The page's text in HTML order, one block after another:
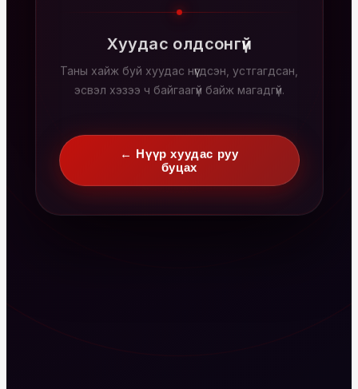
Хуудас олдсонгүй
Таны хайж буй хуудас нүүгдсэн, устгагдсан,
эсвэл хэзээ ч байгаагүй байж магадгүй.
← Нүүр хуудас руу
буцах